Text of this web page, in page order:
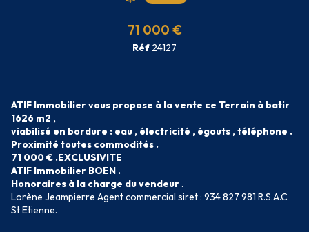
71 000 €
Réf 24127
ATIF Immobilier vous propose à la vente ce Terrain à batir
1626 m2 ,
viabilisé en bordure : eau , électricité , égouts , téléphone .
Proximité toutes commodités .
71 000 € .EXCLUSIVITE
ATIF Immobilier BOEN .
Honoraires à la charge du vendeur.
Lorène Jeampierre Agent commercial siret : 934 827 981 R.S.A.C
St Etienne.